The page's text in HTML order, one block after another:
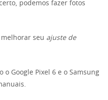
podemos fazer fotos
seu ajuste de
Google Pixel 6 e o Samsung